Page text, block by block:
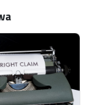
o
kadencji